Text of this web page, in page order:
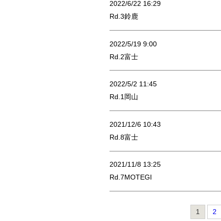
2022/6/22 16:29
Rd.3鈴鹿
2022/5/19 9:00
Rd.2富士
2022/5/2 11:45
Rd.1岡山
2021/12/6 10:43
Rd.8富士
2021/11/8 13:25
Rd.7MOTEGI
1 2